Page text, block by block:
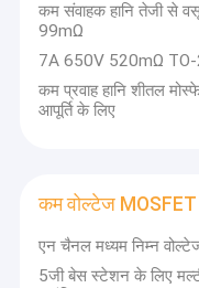
कम संवाहक हानि तेजी से
99mΩ
7A 650V 520mΩ TO-
कम प्रवाह हानि शीतल
आपूर्ति के लिए
कम वोल्टेज MOSFET
एन चैनल मध्यम निम्न
5जी बेस स्टेशन के लिए